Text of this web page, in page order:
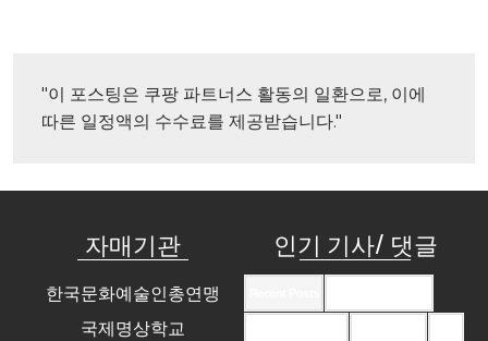
"이 포스팅은 쿠팡 파트너스 활동의 일환으로, 이에
따른 일정액의 수수료를 제공받습니다."
자매기관
한국문화예술인총연맹
국제명상학교
인기 기사/ 댓글